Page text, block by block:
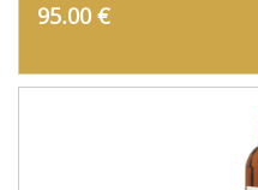
95.00 €